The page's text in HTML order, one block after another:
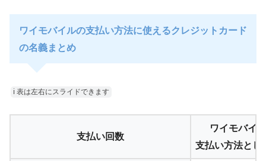
ワイモバイルの支払い方法に使えるクレジットカード
の名義まとめ
ℹ︎ 表は左右にスライドできます
支払い回数
ワイモバイ
支払い方法とし